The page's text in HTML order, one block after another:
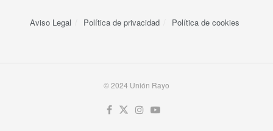
Aviso Legal Política de privacidad Política de cookies
© 2024 Unión Rayo